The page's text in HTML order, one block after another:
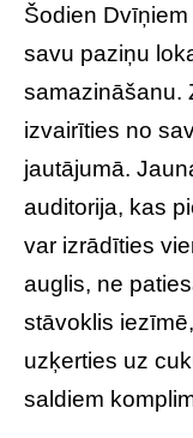
Šodien
savu paziņu
samazināšanu.
izvairīties no
jautājumā.
auditorija, kas
var izrādīties
auglis, ne
stāvoklis
uzķerties uz
saldiem